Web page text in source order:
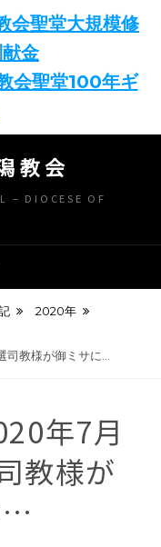
会聖堂大規模修
金
会聖堂100年ギ
教会
– DIOCESE OF
2020年
司教様が御ミサに…
年7月
教様が
…